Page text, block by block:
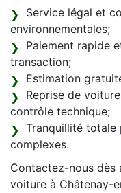
Service légal et
environnementales;
Paiement rapide
transaction;
Estimation
Reprise de
contrôle technique;
Tranquillité totale
complexes.
Contactez-nous dès
voiture à Châtenay-